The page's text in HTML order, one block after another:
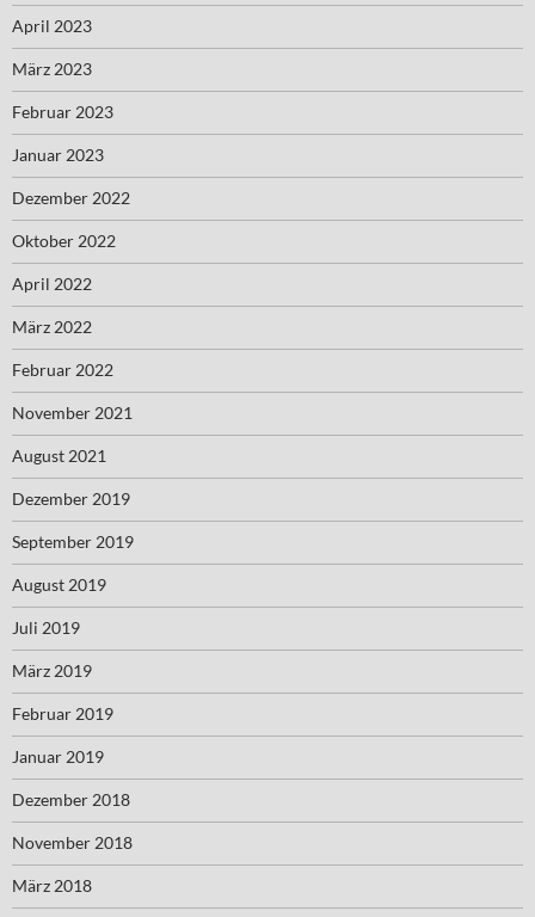
April 2023
März 2023
Februar 2023
Januar 2023
Dezember 2022
Oktober 2022
April 2022
März 2022
Februar 2022
November 2021
August 2021
Dezember 2019
September 2019
August 2019
Juli 2019
März 2019
Februar 2019
Januar 2019
Dezember 2018
November 2018
März 2018